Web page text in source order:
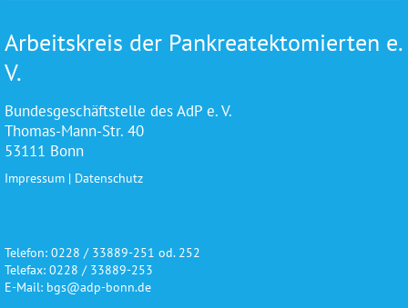
Arbeitskreis der Pankreatektomierten e.
V.
Bundesgeschäftstelle des AdP e. V.
Thomas-Mann-Str. 40
53111 Bonn
Impressum | Datenschutz
Telefon: 0228 / 33889-251 od. 252
Telefax: 0228 / 33889-253
E-Mail: bgs@adp-bonn.de